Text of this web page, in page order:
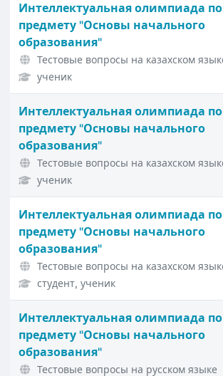
Интеллектуальная олимпиада по
предмету "Основы начального
образования"
Тестовые вопросы на казахском
ученик
Интеллектуальная олимпиада по
предмету "Основы начального
образования"
Тестовые вопросы на казахском
ученик
Интеллектуальная олимпиада по
предмету "Основы начального
образования"
Тестовые вопросы на казахском
студент, ученик
Интеллектуальная олимпиада по
предмету "Основы начального
образования"
Тестовые вопросы на русском языке